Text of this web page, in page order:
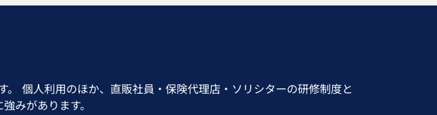
個人利用のほか、直販社員・保険代理店・ソリシターの研修制度と
みがあります。